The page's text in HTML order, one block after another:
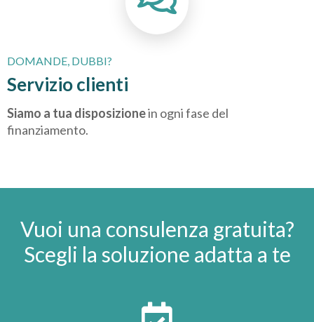
DOMANDE, DUBBI?
Servizio clienti
Siamo a tua disposizionein ogni fase del
finanziamento.
Vuoi una consulenza gratuita?
Scegli la soluzione adatta a te